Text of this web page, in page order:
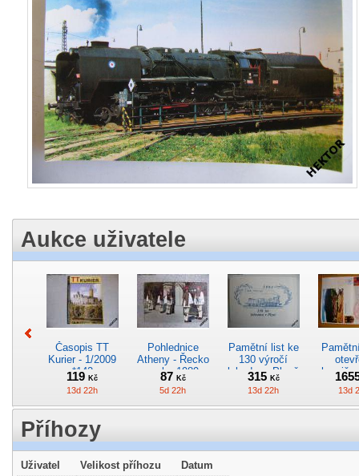
Aukce uživatele
Časopis TT
Kurier - 1/2009
*142
119Kč
13d 22h
Pohlednice
Atheny - Řecko
z roku 1989.
Nová nepoužitá
*5019
87 Kč
5d 22h
Pamětní list ke
130 výročí
lokodepa Plzeň
*2963
315 Kč
13d 22h 13d
Příhozy
Uživatel Velikost příhozu Datum